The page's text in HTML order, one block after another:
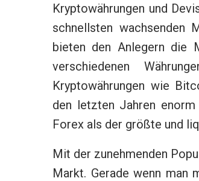
Kryptowährungen und
schnellsten wachsenden
bieten den Anlegern die
verschiedenen
Kryptowährungen wie
den letzten Jahren
Forex als der größte und
Mit der zunehmenden
Markt. Gerade wenn man